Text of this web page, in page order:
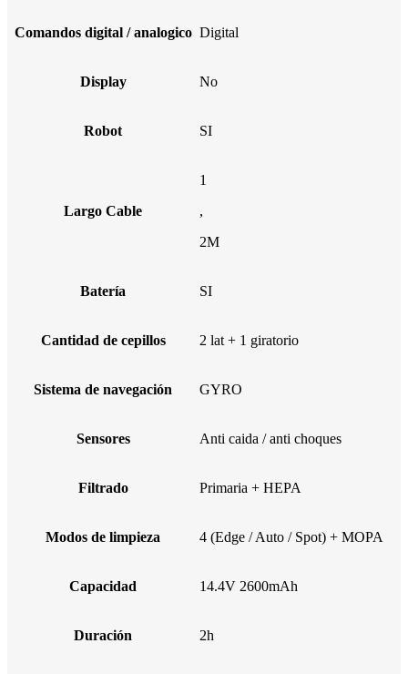
Comandos digital / analogico Digital
Display No
Robot SI
Largo Cable
1
,
2M
Batería SI
Cantidad de cepillos 2 lat + 1 giratorio
Sistema de navegación GYRO
Sensores Anti caida / anti choques
Filtrado Primaria + HEPA
Modos de limpieza 4 (Edge / Auto / Spot) + MOPA
Capacidad 14.4V 2600mAh
Duración 2h